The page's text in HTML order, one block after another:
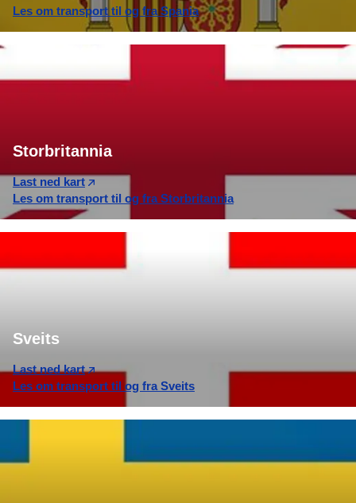
Les om transport til og fra Spania
Storbritannia
Last ned kart
Les om transport til og fra Storbritannia
Sveits
Last ned kart
Les om transport til og fra Sveits